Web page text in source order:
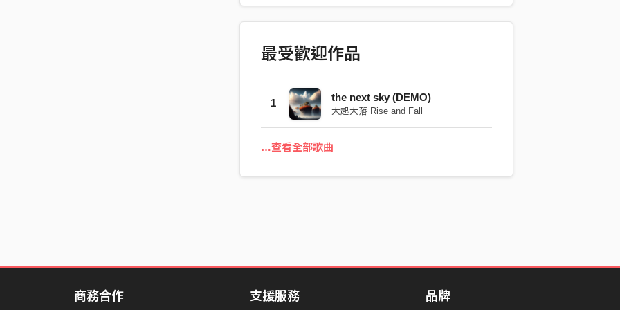
最受歡迎作品
1 the next sky (DEMO)
大起大落 Rise and Fall
…查看全部歌曲
商務合作 支援服務 品牌